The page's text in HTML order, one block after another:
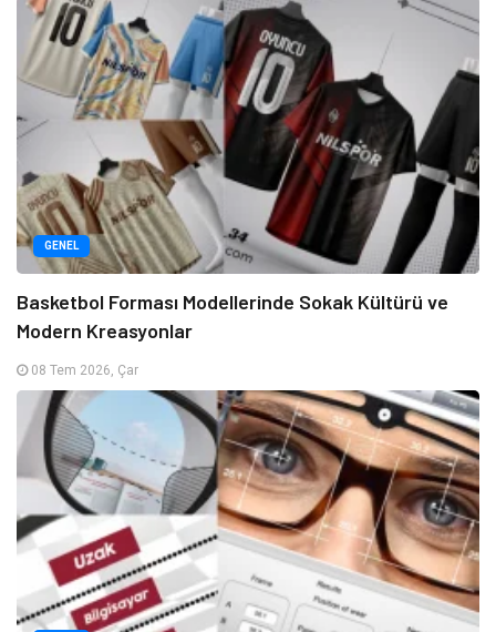
GENEL
Basketbol Forması Modellerinde Sokak Kültürü ve
Modern Kreasyonlar
08 Tem 2026, Çar